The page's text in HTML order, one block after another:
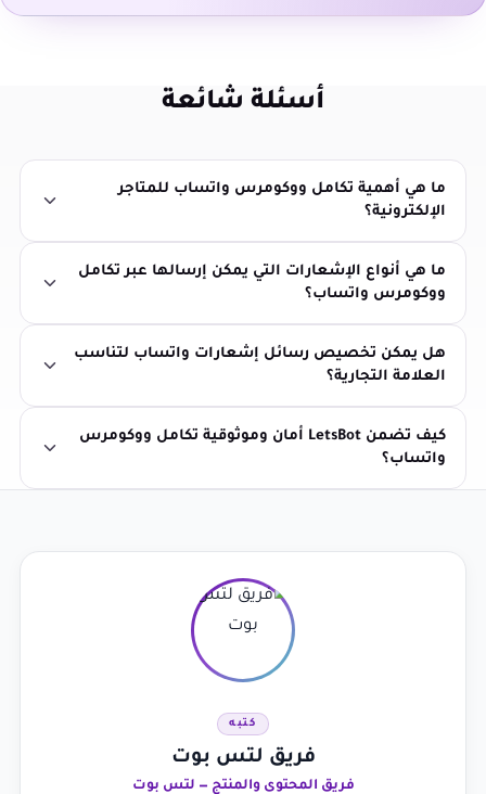
أسئلة شائعة
ما هي أهمية تكامل ووكومرس واتساب للمتاجر
الإلكترونية؟
ما هي أنواع الإشعارات التي يمكن إرسالها عبر تكامل
ووكومرس واتساب؟
هل يمكن تخصيص رسائل إشعارات واتساب لتناسب
العلامة التجارية؟
كيف تضمن LetsBot أمان وموثوقية تكامل ووكومرس
واتساب؟
كتبه
فريق لتس بوت
فريق المحتوى والمنتج — لتس بوت